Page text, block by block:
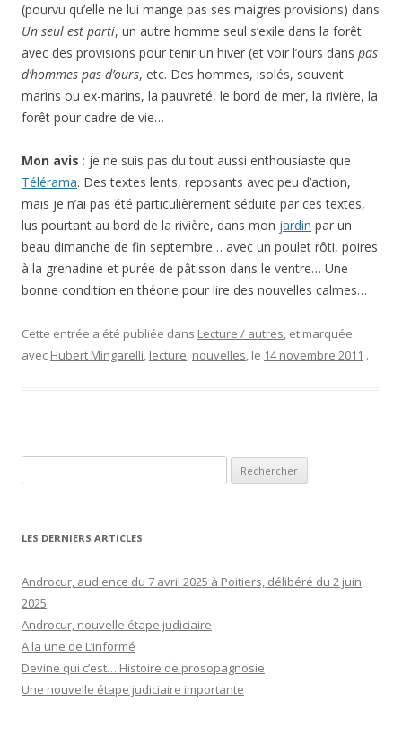
(pourvu qu’elle ne lui mange pas ses maigres provisions) dans
Un seul est parti, un autre homme seul s’exile dans la forêt
avec des provisions pour tenir un hiver (et voir l’ours dans pas
d’hommes pas d’ours, etc. Des hommes, isolés, souvent
marins ou ex-marins, la pauvreté, le bord de mer, la rivière, la
forêt pour cadre de vie…
Mon avis : je ne suis pas du tout aussi enthousiaste que
Télérama. Des textes lents, reposants avec peu d’action,
mais je n’ai pas été particulièrement séduite par ces textes,
lus pourtant au bord de la rivière, dans mon jardin par un
beau dimanche de fin septembre… avec un poulet rôti, poires
à la grenadine et purée de pâtisson dans le ventre… Une
bonne condition en théorie pour lire des nouvelles calmes…
Cette entrée a été publiée dans Lecture / autres, et marquée
avec Hubert Mingarelli, lecture, nouvelles, le 14 novembre 2011 .
LES DERNIERS ARTICLES
Androcur, audience du 7 avril 2025 à Poitiers, délibéré du 2 juin
2025
Androcur, nouvelle étape judiciaire
A la une de L’informé
Devine qui c’est… Histoire de prosopagnosie
Une nouvelle étape judiciaire importante